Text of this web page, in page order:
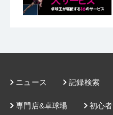
ニュース 記録検索
専門店&卓球場 初心者